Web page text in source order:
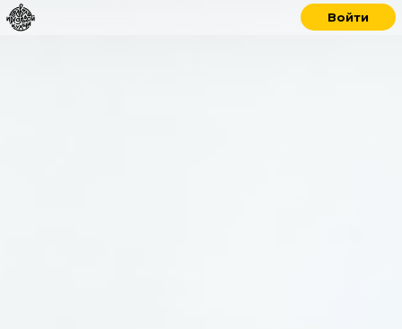
Войти